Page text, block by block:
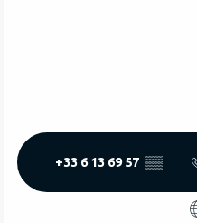
+33 6 13 69 57 ▒▒